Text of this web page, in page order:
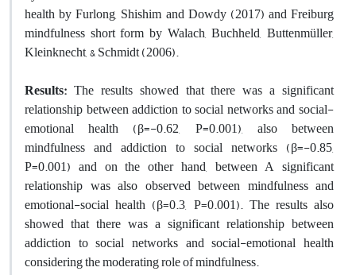
health by Furlong, Shishim and Dowdy (2017) and Freiburg
mindfulness short form by Walach, Buchheld, Buttenmüller,
Kleinknecht, & Schmidt (2006).
Results: The results showed that there was a significant
relationship between addiction to social networks and social-
emotional health (β=-0.62, P=0.001), also between
mindfulness and addiction to social networks (β=-0.85,
P=0.001) and on the other hand, between A significant
relationship was also observed between mindfulness and
emotional-social health (β=0.3, P=0.001). The results also
showed that there was a significant relationship between
addiction to social networks and social-emotional health
considering the moderating role of mindfulness.